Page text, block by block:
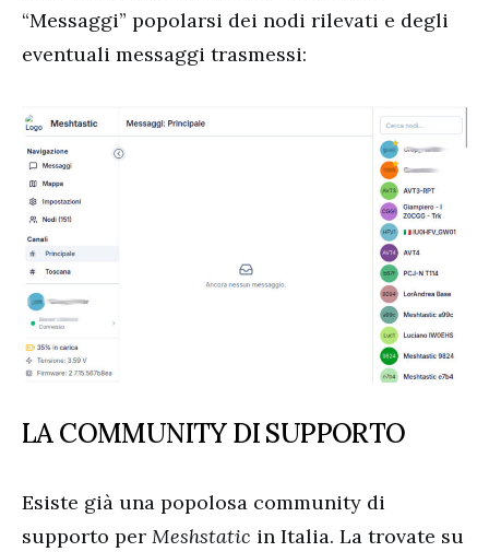
“Messaggi” popolarsi dei nodi rilevati e degli
eventuali messaggi trasmessi:
LA COMMUNITY DI SUPPORTO
Esiste già una popolosa community di
supporto per Meshstatic in Italia. La trovate su